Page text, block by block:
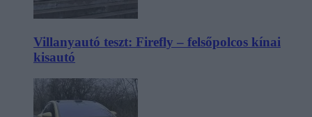
Villanyautó teszt: Firefly – felsőpolcos kínai
kisautó